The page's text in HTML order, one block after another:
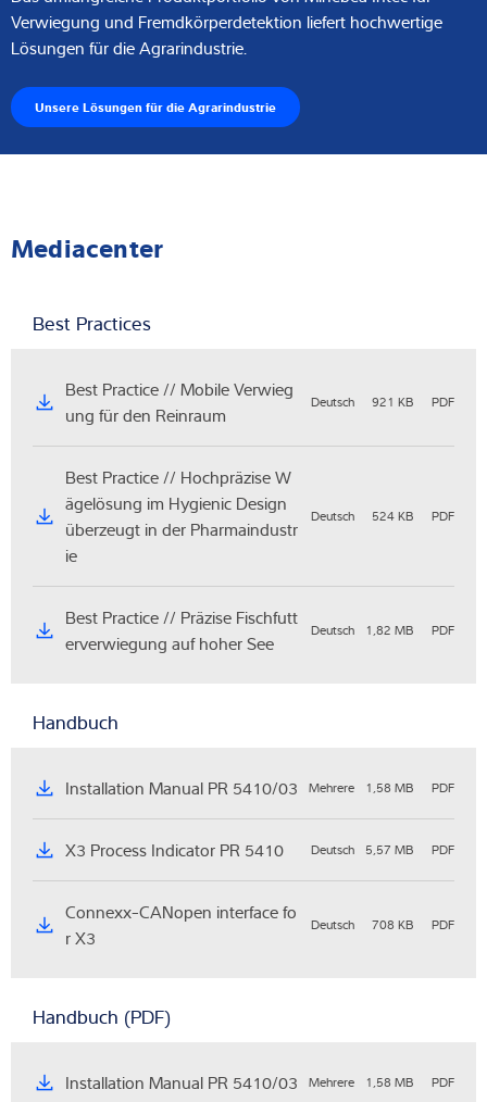
Verwiegung und Fremdkörperdetektion liefert hochwertige
Lösungen für die Agrarindustrie.
Unsere Lösungen für die Agrarindustrie
Mediacenter
Best Practices
Best Practice // Mobile Verwieg
ung für den Reinraum
Deutsch 921 KB PDF
Best Practice // Hochpräzise W
ägelösung im Hygienic Design
überzeugt in der Pharmaindustr
ie
Deutsch 524 KB PDF
Best Practice // Präzise Fischfutt
erverwiegung auf hoher See
Deutsch 1,82 MB PDF
Handbuch
Installation Manual PR 5410/03 Mehrere 1,58 MB PDF
X3 Process Indicator PR 5410 Deutsch 5,57 MB PDF
Connexx-CANopen interface fo
r X3
Deutsch 708 KB PDF
Handbuch (PDF)
Installation Manual PR 5410/03 Mehrere 1,58 MB PDF